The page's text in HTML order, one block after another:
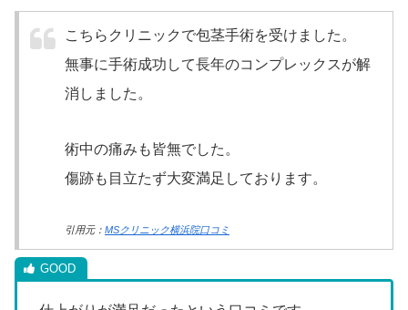
こちらクリニックで包茎手術を受けました。
無事に手術成功して長年のコンプレックスが解
消しました。
術中の痛みも皆無でした。
傷跡も目立たず大変満足しております。
引用元： MSクリニック横浜院口コミ